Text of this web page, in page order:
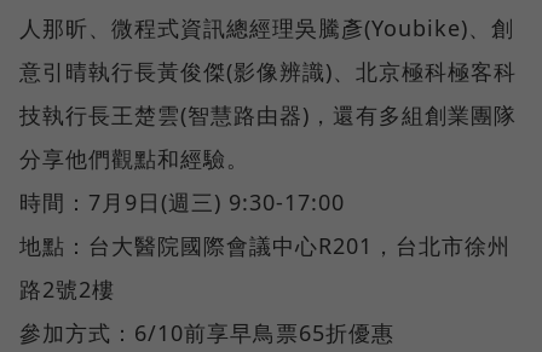
人那昕、微程式資訊總經理吳騰彥(Youbike)、創
意引晴執行長黃俊傑(影像辨識)、北京極科極客科
技執行長王楚雲(智慧路由器)，還有多組創業團隊
分享他們觀點和經驗。
時間：7月9日(週三) 9:30-17:00
地點：台大醫院國際會議中心R201，台北市徐州
路2號2樓
參加方式：6/10前享早鳥票65折優惠